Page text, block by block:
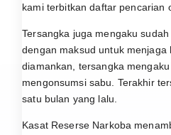
kami terbitkan daftar pencarian
Tersangka juga mengaku
dengan maksud untuk menjaga
diamankan, tersangka
mengonsumsi sabu. Terakhir
satu bulan yang lalu.
Kasat Reserse Narkoba